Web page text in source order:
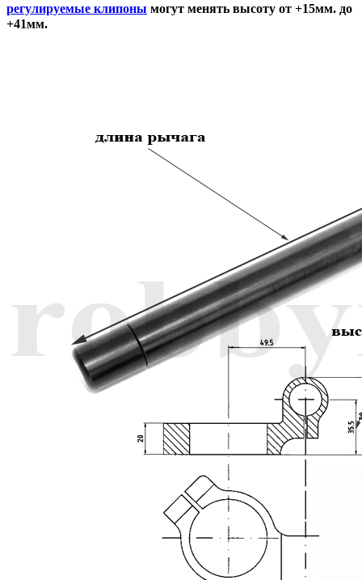
регулируемые клипоны могут менять высоту от +15мм. до
+41мм.